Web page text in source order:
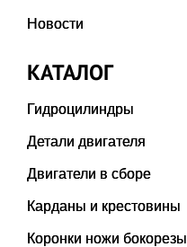
Новости
КАТАЛОГ
Гидроцилиндры
Детали двигателя
Двигатели в сборе
Карданы и крестовины
Коронки ножи бокорезы